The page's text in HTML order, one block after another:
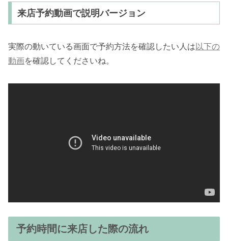
来店予約動画で説明バージョン
実際の動いている画面で予約方法を確認したい人は 以下の
動画を確認してくださいね。
予約時間に来店した際の流れ